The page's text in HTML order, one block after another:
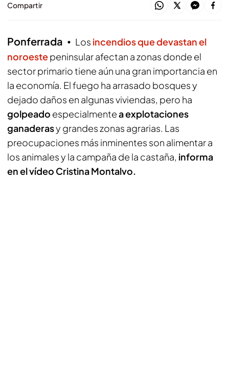
Compartir
Ponferrada Los incendios que devastan el
noroestepeninsular afectan a zonas donde el
sector primario tiene aún una gran importancia en
la economía. El fuego ha arrasado bosques y
dejado daños en algunas viviendas, pero ha
golpeado especialmentea explotaciones
ganaderasy grandes zonas agrarias. Las
preocupaciones más inminentes son alimentar a
los animales y la campaña de la castaña, informa
en el vídeo Cristina Montalvo.